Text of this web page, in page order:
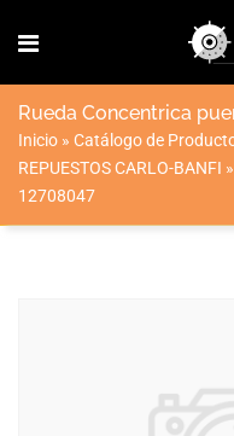
Rueda Concentrica
Inicio » Catálogo de
REPUESTOS CARLO-BANFI »
12708047